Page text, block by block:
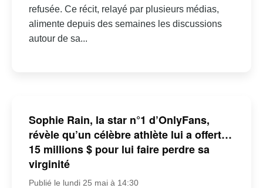
refusée. Ce récit, relayé par plusieurs médias,
alimente depuis des semaines les discussions
autour de sa...
Sophie Rain, la star n°1 d’OnlyFans,
révèle qu’un célèbre athlète lui a offert…
15 millions $ pour lui faire perdre sa
virginité
Publié le lundi 25 mai à 14:30